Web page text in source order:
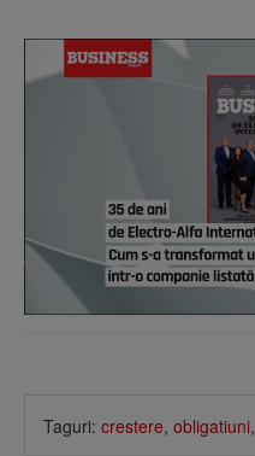
Taguri: crestere, obligatiuni,